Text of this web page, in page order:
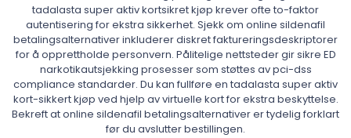
tadalasta super aktiv kortsikret kjøp krever ofte to-faktor
autentisering for ekstra sikkerhet. Sjekk om online sildenafil
betalingsalternativer inkluderer diskret faktureringsdeskriptorer
for å opprettholde personvern. Pålitelige nettsteder gir sikre ED
narkotikautsjekking prosesser som støttes av pci-dss
compliance standarder. Du kan fullføre en tadalasta super aktiv
kort-sikkert kjøp ved hjelp av virtuelle kort for ekstra beskyttelse.
Bekreft at online sildenafil betalingsalternativer er tydelig forklart
før du avslutter bestillingen.